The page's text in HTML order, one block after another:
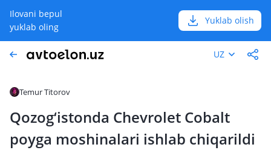
Ilovani bepul
yuklab oling
Yuklab olish
UZ
Temur Titorov
Qozog‘istonda Chevrolet Cobalt
poyga moshinalari ishlab chiqarildi